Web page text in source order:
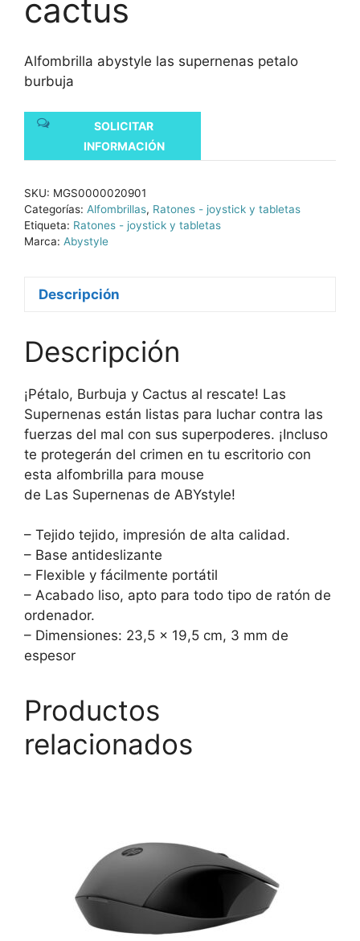
cactus
Alfombrilla abystyle las supernenas petalo
burbuja
SOLICITAR
INFORMACIÓN
SKU: MGS0000020901
Categorías: Alfombrillas, Ratones - joystick y tabletas
Etiqueta: Ratones - joystick y tabletas
Marca: Abystyle
Descripción
Descripción
¡Pétalo, Burbuja y Cactus al rescate! Las
Supernenas están listas para luchar contra las
fuerzas del mal con sus superpoderes. ¡Incluso
te protegerán del crimen en tu escritorio con
esta alfombrilla para mouse
de Las Supernenas de ABYstyle!
– Tejido tejido, impresión de alta calidad.
– Base antideslizante
– Flexible y fácilmente portátil
– Acabado liso, apto para todo tipo de ratón de
ordenador.
– Dimensiones: 23,5 x 19,5 cm, 3 mm de
espesor
Productos
relacionados